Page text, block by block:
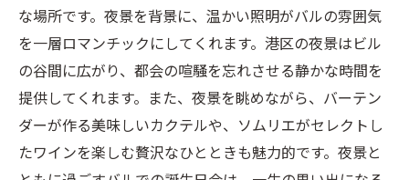
誕生日プレゼントのサプライズアイデア
バルの特別メニューでのディナー演出
港区バルの特別サービスを事前に確認
バルでの音楽やライブパフォーマンスの利
用
おしゃれなバルでのフォトジェニックな撮
な場所です。夜景を背景に、温かい照明がバルの雰囲気
を一層ロマンチックにしてくれます。港区の夜景はビル
の谷間に広がり、都会の喧騒を忘れさせる静かな時間を
提供してくれます。また、夜景を眺めながら、バーテン
ダーが作る美味しいカクテルや、ソムリエがセレクトし
たワインを楽しむ贅沢なひとときも魅力的です。夜景と